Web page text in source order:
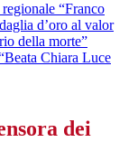
“Franco
d’oro al valor
della morte”
Chiara Luce
dei